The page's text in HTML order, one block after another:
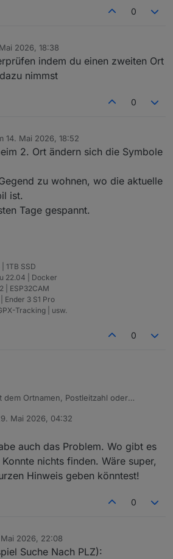
0
2026, 18:38
indem du einen zweiten Ort
nimmst
0
14. Mai 2026, 18:52
von
2. Ort ändern sich die Symbole
zu wohnen, wo die aktuelle
ist.
Tage gespannt.
1TB SSD
22.04 | Docker
| ESP32CAM
Ender 3 S1 Pro
Tracking | usw.
0
dem Ortnamen, Postleitzahl oder
Suchfunktionen.
Mai 2026, 04:32
von
auch das Problem. Wo gibt es
nichts finden. Wäre super,
Hinweis geben könntest!
0
2026, 22:08
Suche Nach PLZ):